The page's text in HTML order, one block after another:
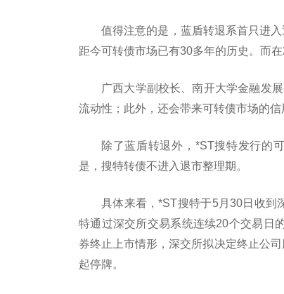
值得注意的是，蓝盾转退系首只进
距今可转债市场已有30多年的历史。而
广西大学副校长、南开大学金融发
流动性；此外，还会带来可转债市场的信
除了蓝盾转退外，*ST搜特发行的
是，搜特转债不进入退市整理期。
具体来看，*ST搜特于5月30日收到
特通过深交所交易系统连续20个交易日
券终止上市情形，深交所拟决定终止公
起停牌。